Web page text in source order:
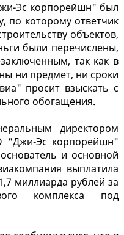
Эс корпорейшн" был
по которому ответчик
объектов,
были перечислены,
так как в
ни предмет, ни сроки
просит взыскать с
обогащения.
директором
"Джи-Эс корпорейшн"
и основной
выплатила
миллиарда рублей за
комплекса под